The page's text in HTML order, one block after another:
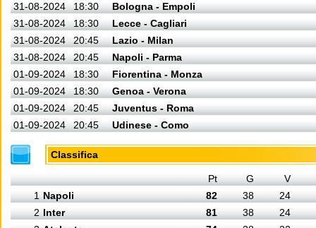
31-08-2024
18:30
Bologna - Empoli
31-08-2024
18:30
Lecce - Cagliari
31-08-2024
20:45
Lazio - Milan
31-08-2024
20:45
Napoli - Parma
01-09-2024
18:30
Fiorentina - Monza
01-09-2024
18:30
Genoa - Verona
01-09-2024
20:45
Juventus - Roma
01-09-2024
20:45 Udinese - Como
Classifica
Pt G
V
1 Napoli 82 38
24
2 Inter 81 38
24